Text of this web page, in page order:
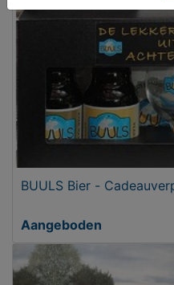
BUULS Bier -
Aangeboden